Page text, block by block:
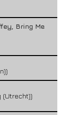
Bring Me
(Utrecht))